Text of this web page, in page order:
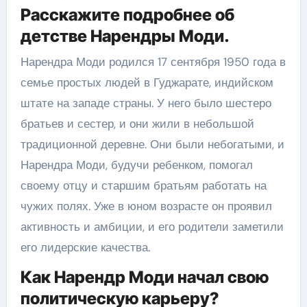
Расскажите подробнее об
детстве Нарендры Моди.
Нарендра Моди родился 17 сентября 1950 года в
семье простых людей в Гуджарате, индийском
штате на западе страны. У него было шестеро
братьев и сестер, и они жили в небольшой
традиционной деревне. Они были небогатыми, и
Нарендра Моди, будучи ребенком, помогал
своему отцу и старшим братьям работать на
чужих полях. Уже в юном возрасте он проявил
активность и амбиции, и его родители заметили
его лидерские качества.
Как Нарендр Моди начал свою
политическую карьеру?